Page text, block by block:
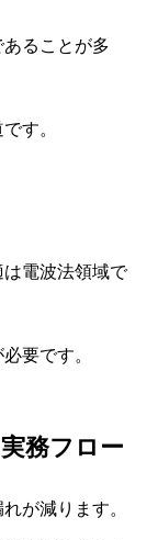
ることが多
す。
電波法領域で
要です。
務フロー
が減ります。